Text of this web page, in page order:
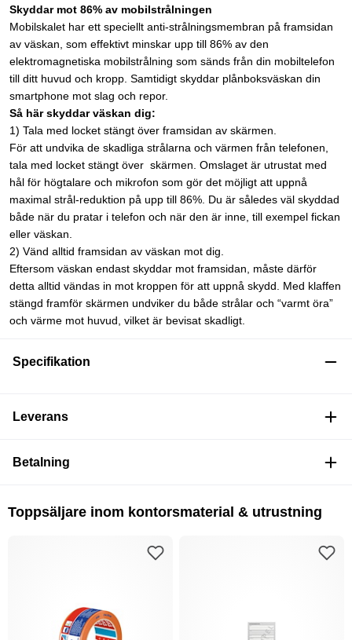
Skyddar mot 86% av mobilstrålningen
Mobilskalet har ett speciellt anti-strålningsmembran på framsidan
av väskan, som effektivt minskar upp till 86% av den
elektromagnetiska mobilstrålning som sänds från din mobiltelefon
till ditt huvud och kropp. Samtidigt skyddar plånboksväskan din
smartphone mot slag och repor.
Så här skyddar väskan dig:
1) Tala med locket stängt över framsidan av skärmen.
För att undvika de skadliga strålarna och värmen från telefonen,
tala med locket stängt över skärmen. Omslaget är utrustat med
hål för högtalare och mikrofon som gör det möjligt att uppnå
maximal strål-reduktion på upp till 86%. Du är således väl skyddad
både när du pratar i telefon och när den är inne, till exempel fickan
eller väskan.
2) Vänd alltid framsidan av väskan mot dig.
Eftersom väskan endast skyddar mot framsidan, måste därför
detta alltid vändas in mot kroppen för att uppnå skydd. Med klaffen
stängd framför skärmen undviker du både strålar och “varmt öra”
och värme mot huvud, vilket är bevisat skadligt.
Specifikation
Leverans
Betalning
Toppsäljare inom kontorsmaterial & utrustning